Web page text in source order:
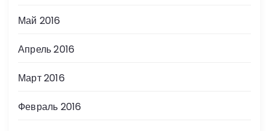
Май 2016
Апрель 2016
Март 2016
Февраль 2016